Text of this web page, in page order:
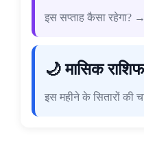
इस सप्ताह कैसा रहेगा? →
🌙 मासिक
इस महीने के सितारों की